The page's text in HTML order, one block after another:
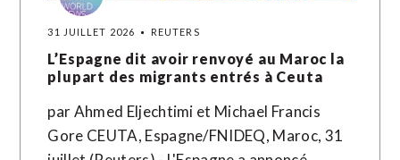
31 JUILLET 2026 REUTERS
L’Espagne dit avoir renvoyé au Maroc la
plupart des migrants entrés à Ceuta
par Ahmed Eljechtimi et Michael Francis
Gore CEUTA, Espagne/FNIDEQ, Maroc, 31